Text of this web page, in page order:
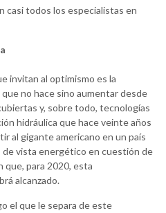
casi todos los especialistas en
invitan al optimismo es la
no hace sino aumentar desde
y, sobre todo, tecnologías
hidráulica que hace veinte años
al gigante americano en un país
vista energético en cuestión de
que, para 2020, esta
alcanzado.
el que le separa de este